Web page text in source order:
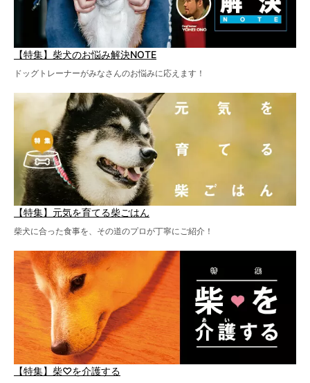
【特集】柴犬のお悩み解決NOTE
ドッグトレーナーがみなさんのお悩みに応えます！
【特集】元気を育てる柴ごはん
柴犬に合った食事を、その道のプロが丁寧にご紹介！
【特集】柴♡を介護する